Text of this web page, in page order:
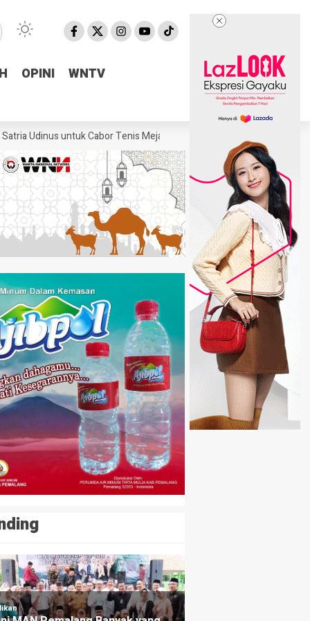
OPINI
WNTV
OPINI
WNTV
untuk Cabor Tenis Meja Fraksi Golkar DPRD Pemalang
Tegaskan Tak Ingin Maju sebagai Wakil Bupati